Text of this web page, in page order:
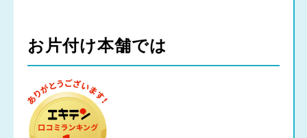
お片付け本舗では